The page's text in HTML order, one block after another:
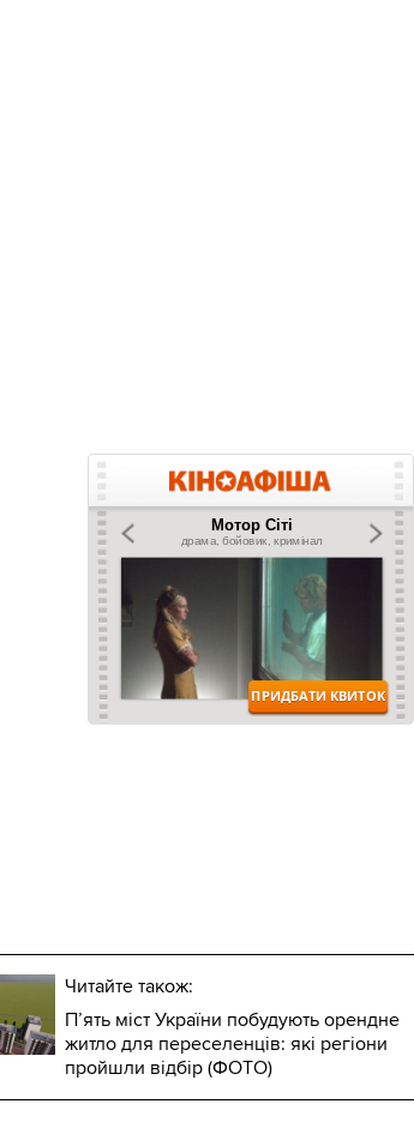
Читайте також:
П’ять міст України побудують орендне
житло для переселенців: які регіони
пройшли відбір (ФОТО)